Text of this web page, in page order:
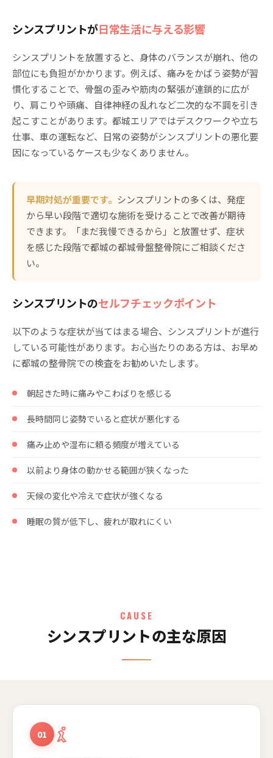
シンスプリントが日常生活に与える影響
シンスプリントを放置すると、身体のバランスが崩れ、他の
部位にも負担がかかります。例えば、痛みをかばう姿勢が習
慣化することで、骨盤の歪みや筋肉の緊張が連鎖的に広が
り、肩こりや頭痛、自律神経の乱れなど二次的な不調を引き
起こすことがあります。都城エリアではデスクワークや立ち
仕事、車の運転など、日常の姿勢がシンスプリントの悪化要
因になっているケースも少なくありません。
早期対処が重要です。 シンスプリントの多くは、発症
から早い段階で適切な施術を受けることで改善が期待
できます。「まだ我慢できるから」と放置せず、症状
を感じた段階で都城の都城骨盤整骨院にご相談くださ
い。
シンスプリントのセルフチェックポイント
以下のような症状が当てはまる場合、シンスプリントが進行
している可能性があります。お心当たりのある方は、お早め
に都城の整骨院での検査をお勧めいたします。
朝起きた時に痛みやこわばりを感じる
長時間同じ姿勢でいると症状が悪化する
痛み止めや湿布に頼る頻度が増えている
以前より身体の動かせる範囲が狭くなった
天候の変化や冷えで症状が強くなる
睡眠の質が低下し、疲れが取れにくい
CAUSE
シンスプリントの主な原因
01